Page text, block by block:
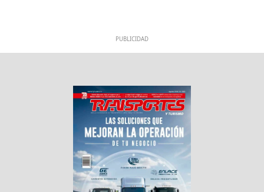
PUBLICIDAD